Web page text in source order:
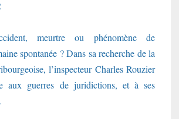
meurtre ou phénomène de
spontanée ? Dans sa recherche de la
l’inspecteur Charles Rouzier
aux guerres de juridictions, et à ses